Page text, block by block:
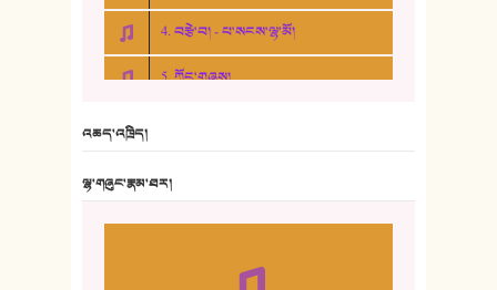
4. བརྩེ་བ། - པ་སངས་ལྷ་མོ།
5. ཀོང་གཞས།
འཆད་འཁྲིད།
ལྷ་གཞུང་རྣམ་ཐར།